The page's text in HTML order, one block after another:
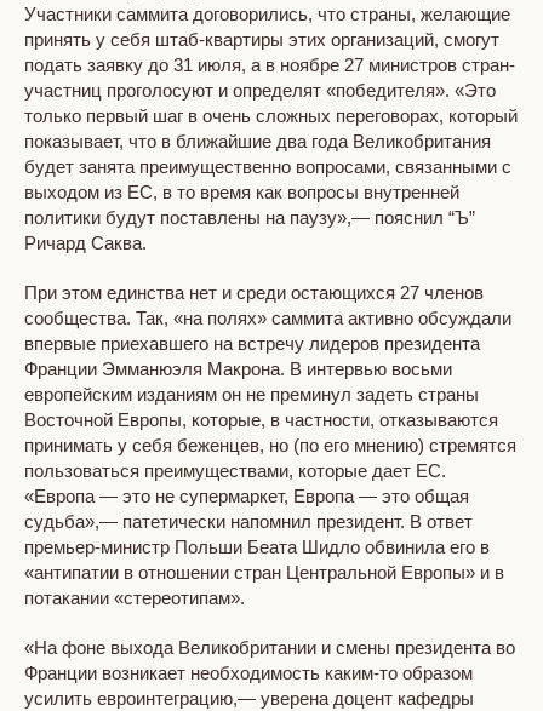
Участники саммита договорились, что страны, желающие
принять у себя штаб-квартиры этих организаций, смогут
подать заявку до 31 июля, а в ноябре 27 министров стран-
участниц проголосуют и определят «победителя». «Это
только первый шаг в очень сложных переговорах, который
показывает, что в ближайшие два года Великобритания
будет занята преимущественно вопросами, связанными с
выходом из ЕС, в то время как вопросы внутренней
политики будут поставлены на паузу»,— пояснил “Ъ”
Ричард Саква.
При этом единства нет и среди остающихся 27 членов
сообщества. Так, «на полях» саммита активно обсуждали
впервые приехавшего на встречу лидеров президента
Франции Эмманюэля Макрона. В интервью восьми
европейским изданиям он не преминул задеть страны
Восточной Европы, которые, в частности, отказываются
принимать у себя беженцев, но (по его мнению) стремятся
пользоваться преимуществами, которые дает ЕС.
«Европа — это не супермаркет, Европа — это общая
судьба»,— патетически напомнил президент. В ответ
премьер-министр Польши Беата Шидло обвинила его в
«антипатии в отношении стран Центральной Европы» и в
потакании «стереотипам».
«На фоне выхода Великобритании и смены президента во
Франции возникает необходимость каким-то образом
усилить евроинтеграцию,— уверена доцент кафедры